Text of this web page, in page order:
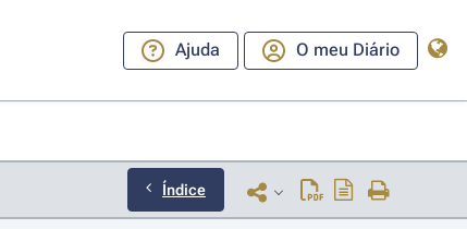
Ajuda O meu Diário
Índice